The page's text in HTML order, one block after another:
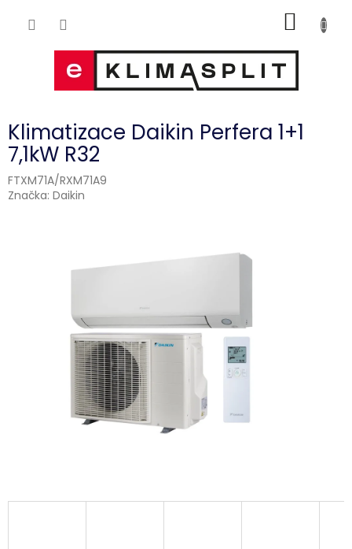
KOŠÍK
Klimatizace Daikin Perfera 1+1
7,1kW R32
FTXM71A/RXM71A9
Značka: Daikin